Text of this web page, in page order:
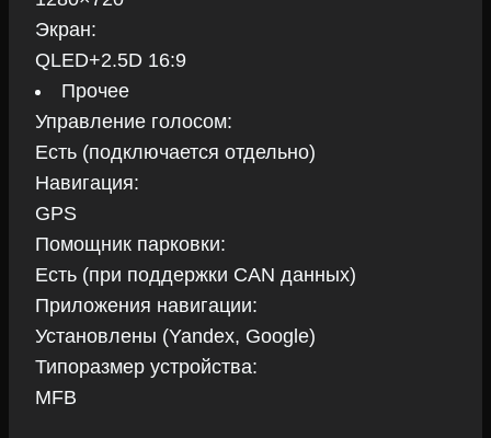
Экран:
QLED+2.5D 16:9
Прочее
Управление голосом:
Есть (подключается отдельно)
Навигация:
GPS
Помощник парковки:
Есть (при поддержки CAN данных)
Приложения навигации:
Установлены (Yandex, Google)
Типоразмер устройства:
MFB